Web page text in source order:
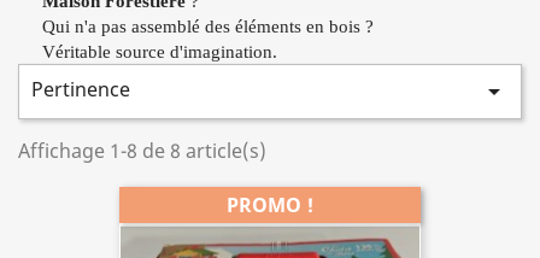
Qui n'a pas assemblé des éléments en bois ?
Véritable source d'imagination.
Pertinence 
Affichage 1-8 de 8 article(s)
PROMO !